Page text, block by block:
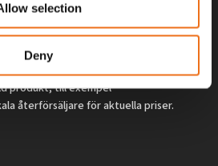
selection
Deny
gäller vid köp av ny maskin. Priserna
produkt, till exempel
återförsäljare för aktuella priser.